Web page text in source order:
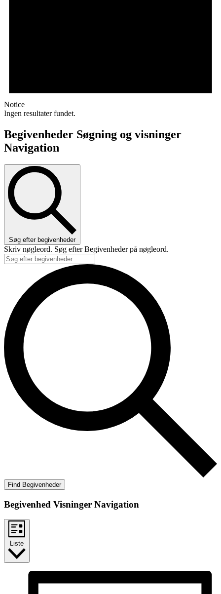
Notice
Ingen resultater fundet.
Begivenheder Søgning og visninger
Navigation
Søg efter begivenheder
Skriv nøgleord. Søg efter Begivenheder på nøgleord.
Find Begivenheder
Begivenhed Visninger Navigation
Liste